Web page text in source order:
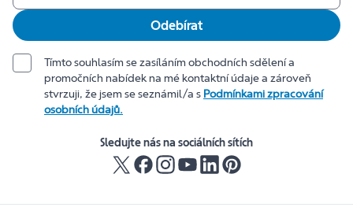
Odebírat
Tímto souhlasím se zasíláním obchodních sdělení a
promočních nabídek na mé kontaktní údaje a zároveň
stvrzuji, že jsem se seznámil/a s Podmínkami zpracování
osobních údajů.
Sledujte nás na sociálních sítích